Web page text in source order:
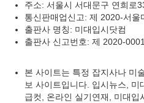
주소: 서울시 서대문구 연희로
통신판매업신고: 제 2020-서울
출판사 명칭: 미대입시닷컴
출판사 신고번호: 제 2020-
본 사이트는 특정 잡지사나 미
보 사이트입니다. 입시뉴스, 미
급컷, 온라인 실기연재, 미대입